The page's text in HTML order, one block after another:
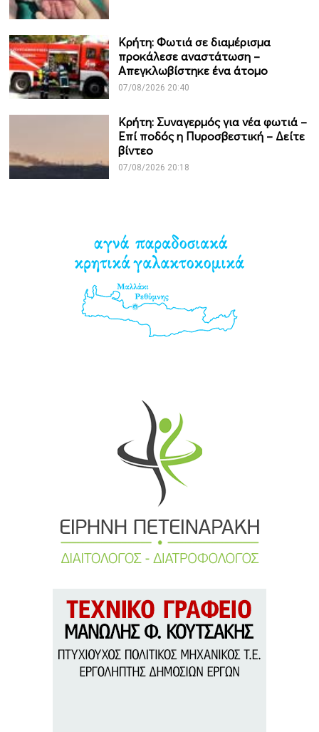
Κρήτη: Φωτιά σε διαμέρισμα
προκάλεσε αναστάτωση –
Απεγκλωβίστηκε ένα άτομο
07/08/2026 20:40
Κρήτη: Συναγερμός για νέα φωτιά –
Επί ποδός η Πυροσβεστική – Δείτε
βίντεο
07/08/2026 20:18